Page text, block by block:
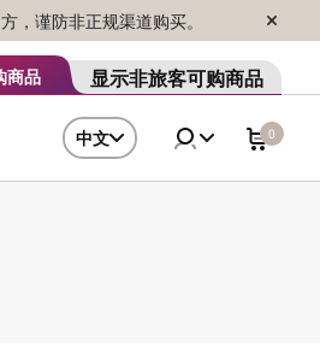
谨防非正规渠道购买。
商品 显示非旅客可购商品
中文 0